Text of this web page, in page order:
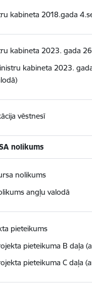
kabineta 2018.gada
kabineta 2023. gada
kabineta 2023.
vēstnesī
nolikums
nolikums
angļu valodā
pieteikums
pieteikuma B daļa
pieteikuma C daļa